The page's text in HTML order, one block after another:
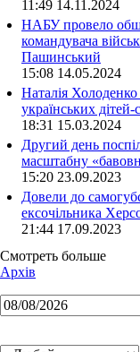
11:49 14.11.2024
НАБУ провело
командувача
Пашинський
15:08 14.05.2024
Наталія Холоденко
українських дітей-
18:31 15.03.2024
Другий день
масштабну
15:20 23.09.2023
Довели до
ексочільника
21:44 17.09.2023
Смотреть больше
Архів